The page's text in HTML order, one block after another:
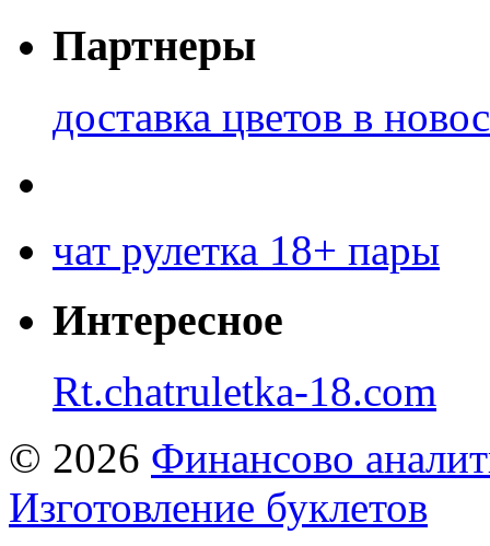
Партнеры
доставка цветов в
чат рулетка 18+ пары
Интересное
Rt.chatruletka-18.com
© 2026 Финансово
Изготовление буклетов